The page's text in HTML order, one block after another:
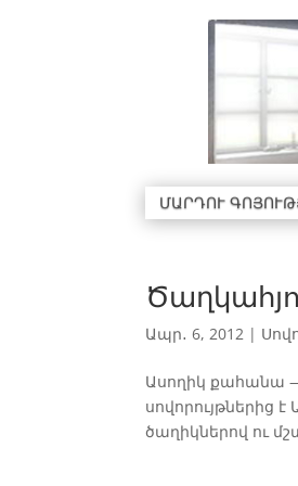
ՄԱՐԴՈՒ
Ապր․ 6, 2012 |
Ասողիկ քահանա
սովորույթներից
ծաղիկներով ու